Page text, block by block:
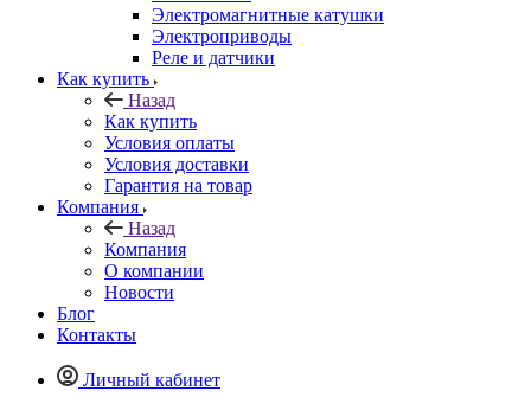
Электромагнитные катушки
Электроприводы
Реле и датчики
Как купить
Назад
Как купить
Условия оплаты
Условия доставки
Гарантия на товар
Компания
Назад
Компания
О компании
Новости
Блог
Контакты
Личный кабинет